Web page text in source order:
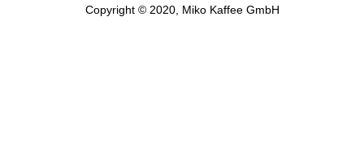
Copyright © 2020, Miko Kaffee GmbH